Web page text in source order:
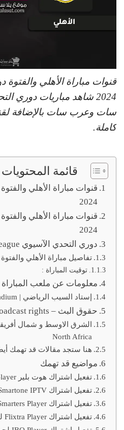
قنوات مباراة الأهلي
2024 شاهد مباريات دوري
سات وعرب سات بالإضافة
كاملة.
قائمة المحتويات
قنوات مباراة الأهلي
2024
قنوات مباراة الأهلي
2024
دوري التحدي الآسيوي AFC Challenge League
تفاصيل مباراة الأهلي والفتوة (
توقيت المباراة :
معلومات عن ملعب المباراة
إستاد السيب الرياضي | Al-Seeb Stadium
حقوق البث – Broadcast rights
North Africa
هنا ستجد مقالات قد تهمك
مواضيع قد تهمك
تفعيل اشتراك هوت بلير HOT player
تفعيل اشتراك Smartone IPTV لجميع الأجهزة
تفعيل اشتراك Smarters Player لجميع الأجهزة
تفعيل اشتراك Flixtra Player لجميع الأجهزة